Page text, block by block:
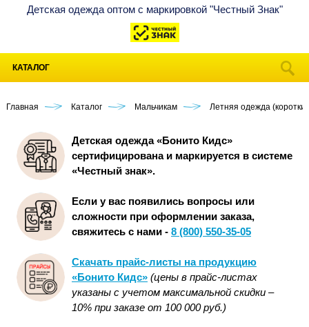
Детская одежда оптом с маркировкой "Честный Знак"
КАТАЛОГ
Главная Каталог Мальчикам Летняя одежда
Детская одежда «Бонито Кидс»
сертифицирована и маркируется в системе
«Честный знак».
Если у вас появились вопросы или
сложности при оформлении заказа,
свяжитесь с нами - 8 (800) 550-35-05
Скачать прайс-листы на продукцию
«Бонито Кидс» (цены в прайс-листах
указаны с учетом максимальной скидки –
10% при заказе от 100 000 руб.)